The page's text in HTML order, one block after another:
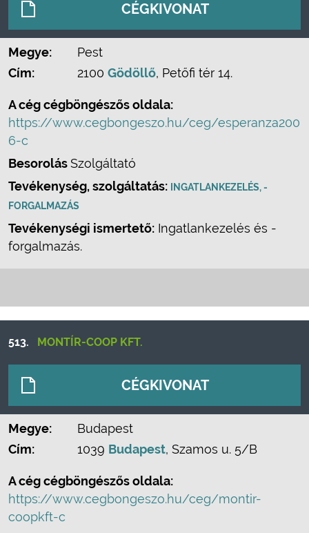
CÉGKIVONAT
Megye:
Pest
Cím:
2100 Gödöllő, Petőfi tér 14.
A cég cégböngészős oldala:
https://www.cegbongeszo.hu/ceg/esperanza200
6-c
BesorolásSzolgáltató
Tevékenység, szolgáltatás:
INGATLANKEZELÉS, -
FORGALMAZÁS
Tevékenységi ismertető: Ingatlankezelés és -
forgalmazás.
513. MONTÍR-COOP KFT.
CÉGKIVONAT
Megye:
Budapest
Cím:
1039 Budapest, Szamos u. 5/B
A cég cégböngészős oldala:
https://www.cegbongeszo.hu/ceg/montir-
coopkft-c